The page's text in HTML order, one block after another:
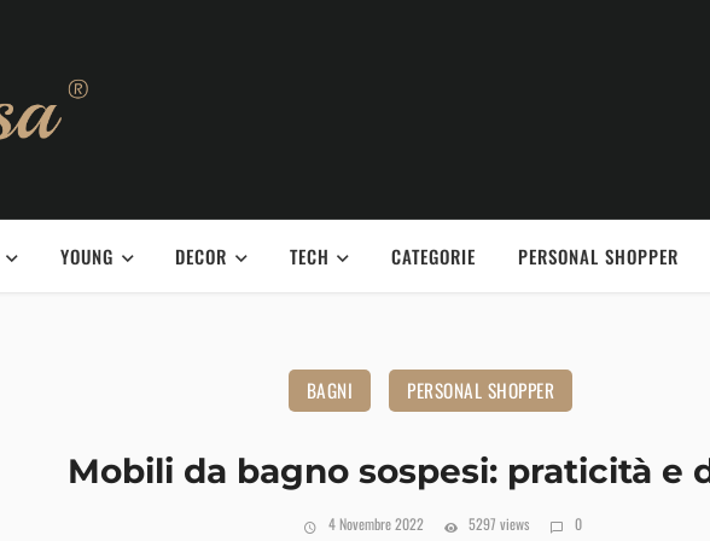
YOUNG DECOR TECH CATEGORIE PERSONAL SHOPPER
BAGNI PERSONAL SHOPPER
Mobili da bagno sospesi: praticità e
4 Novembre 2022 5297 views 0